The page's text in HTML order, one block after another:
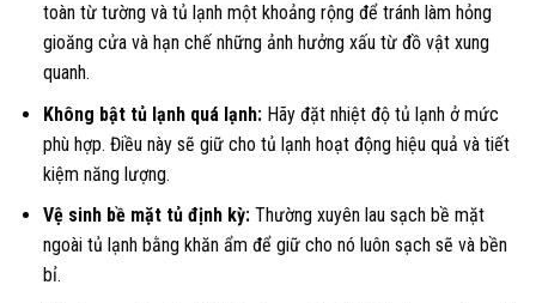
toàn từ tường và tủ lạnh một khoảng rộng để tránh làm hỏng
gioăng cửa và hạn chế những ảnh hưởng xấu từ đồ vật xung
quanh.
Không bật tủ lạnh quá lạnh:Hãy đặt nhiệt độ tủ lạnh ở mức
phù hợp. Điều này sẽ giữ cho tủ lạnh hoạt động hiệu quả và tiết
kiệm năng lượng.
Vệ sinh bề mặt tủ định kỳ:Thường xuyên lau sạch bề mặt
ngoài tủ lạnh bằng khăn ẩm để giữ cho nó luôn sạch sẽ và bền
bỉ.